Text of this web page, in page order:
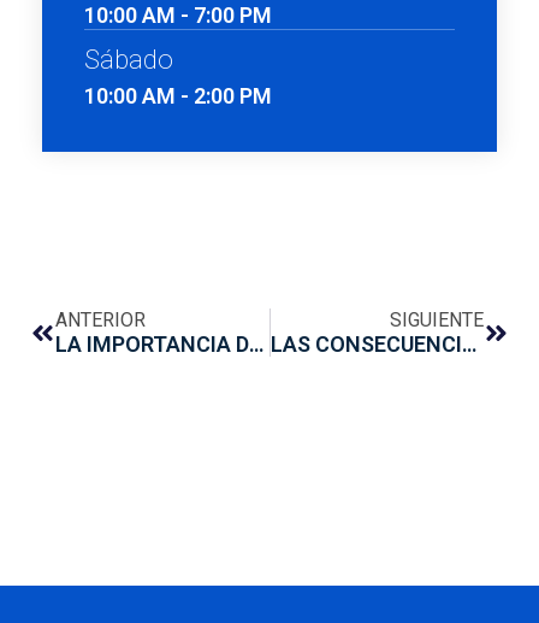
10:00 AM - 7:00 PM
Sábado
10:00 AM - 2:00 PM
ANTERIOR
LA IMPORTANCIA DE LA SALUD BUCAL EN DIABÉTICOS EN TIEMPOS DE COVID-19
SIGUIENTE
LAS CONSECUENCIAS DEL “QUÉDATE EN CASA” EN NUESTRA BOCA